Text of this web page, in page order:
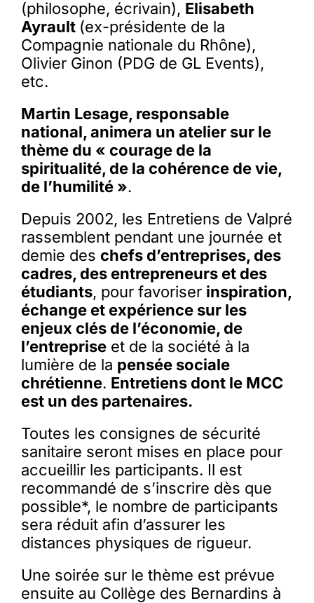
(philosophe, écrivain), Elisabeth
Ayrault (ex-présidente de la
Compagnie nationale du Rhône),
Olivier Ginon (PDG de GL Events),
etc.
Martin Lesage, responsable
national, animera un atelier sur le
thème du « courage de la
spiritualité, de la cohérence de vie,
de l’humilité ».
Depuis 2002, les Entretiens de Valpré
rassemblent pendant une journée et
demie des chefs d’entreprises, des
cadres, des entrepreneurs et des
étudiants, pour favoriser inspiration,
échange et expérience sur les
enjeux clés de l’économie, de
l’entrepriseet de la société à la
lumière de la pensée sociale
chrétienne. Entretiens dont le MCC
est un des partenaires.
Toutes les consignes de sécurité
sanitaire seront mises en place pour
accueillir les participants. Il est
recommandé de s’inscrire dès que
possible*, le nombre de participants
sera réduit afin d’assurer les
distances physiques de rigueur.
Une soirée sur le thème est prévue
ensuite au Collège des Bernardins à